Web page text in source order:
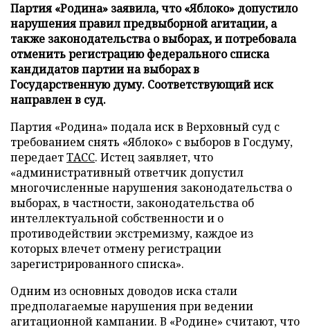
Партия «Родина» заявила, что «Яблоко» допустило
нарушения правил предвыборной агитации, а
также законодательства о выборах, и потребовала
отменить регистрацию федерального списка
кандидатов партии на выборах в
Государственную думу. Соответствующий иск
направлен в суд.
Партия «Родина» подала иск в Верховный суд с
требованием снять «Яблоко» с выборов в Госдуму,
передаетТАСС. Истец заявляет, что
«административный ответчик допустил
многочисленные нарушения законодательства о
выборах, в частности, законодательства об
интеллектуальной собственности и о
противодействии экстремизму, каждое из
которых влечет отмену регистрации
зарегистрированного списка».
Одним из основных доводов иска стали
предполагаемые нарушения при ведении
агитационной кампании. В «Родине» считают, что